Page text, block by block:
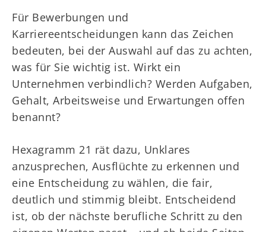
Für Bewerbungen und
Karriereentscheidungen kann das Zeichen
bedeuten, bei der Auswahl auf das zu achten,
was für Sie wichtig ist. Wirkt ein
Unternehmen verbindlich? Werden Aufgaben,
Gehalt, Arbeitsweise und Erwartungen offen
benannt?
Hexagramm 21 rät dazu, Unklares
anzusprechen, Ausflüchte zu erkennen und
eine Entscheidung zu wählen, die fair,
deutlich und stimmig bleibt. Entscheidend
ist, ob der nächste berufliche Schritt zu den